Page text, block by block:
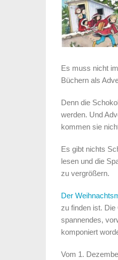
Es muss nicht
Büchern als
Denn die
werden. Und
kommen sie
Es gibt nichts
lesen und die
zu vergrößern.
Der
zu finden ist.
spannendes,
komponiert
Vom 1.